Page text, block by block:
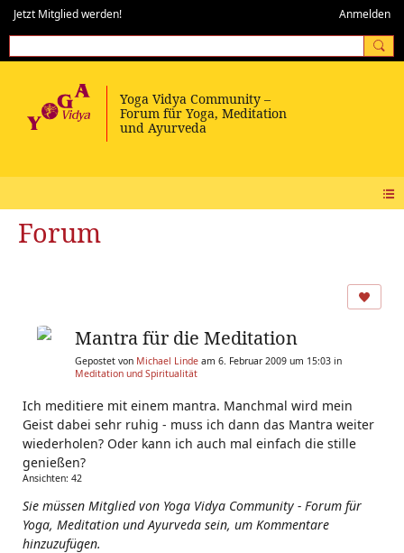
Jetzt Mitglied werden! Anmelden
Forum
Mantra für die Meditation
Gepostet von Michael Linde am 6. Februar 2009 um 15:03 in
Meditation und Spiritualität
Ich meditiere mit einem mantra. Manchmal wird mein
Geist dabei sehr ruhig - muss ich dann das Mantra weiter
wiederholen? Oder kann ich auch mal einfach die stille
genießen?
Ansichten: 42
Sie müssen Mitglied von Yoga Vidya Community - Forum für
Yoga, Meditation und Ayurveda sein, um Kommentare
hinzuzufügen.